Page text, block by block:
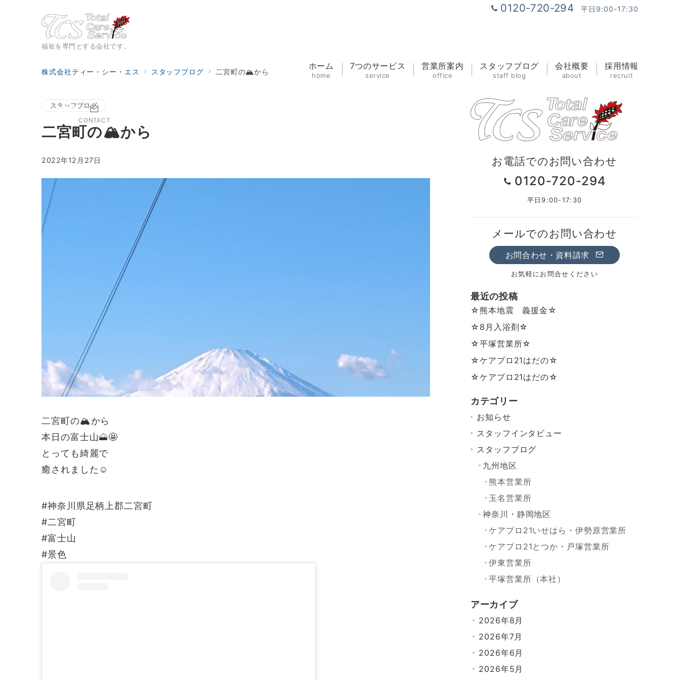
0120-720-294 平日9:00-17:30
福祉を専門とする会社です。
ホーム
home
7つのサービス
service
営業所案内
office
スタッフブログ
staff blog
会社概要
about
採用情報
recruit
CONTACT
株式会社ティー・シー・エス スタッフブログ 二宮町の🏔から
スタッフブログ
二宮町の🏔から
2022年12月27日
二宮町の🏔から
本日の富士山🗻🤩
とっても綺麗で
癒されました☺️
#神奈川県足柄上郡二宮町
#二宮町
#富士山
#景色
お電話でのお問い合わせ
0120-720-294
平日9:00-17:30
メールでのお問い合わせ
お問合わせ・資料請求
お気軽にお問合せください
最近の投稿
☆熊本地震 義援金☆
☆8月入浴剤☆
☆平塚営業所☆
☆ケアプロ21はだの☆
☆ケアプロ21はだの☆
カテゴリー
お知らせ
スタッフインタビュー
スタッフブログ
九州地区
熊本営業所
玉名営業所
神奈川・静岡地区
ケアプロ21いせはら・伊勢原営業所
ケアプロ21とつか・戸塚営業所
伊東営業所
平塚営業所（本社）
アーカイブ
2026年8月
2026年7月
2026年6月
2026年5月